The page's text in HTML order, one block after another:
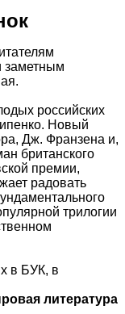
заметным
российских
Новый
Дж. Франзена и,
британского
премии,
радовать
трилогии
в БУК, в
литература